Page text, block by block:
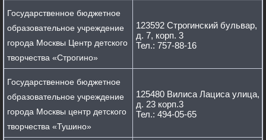
Государственное бюджетное
образовательное учреждение
города Москвы Центр детского
творчества «Строгино»
123592 Строгинский бульвар,
д. 7, корп. 3
Тел.: 757-88-16
Государственное бюджетное
образовательное учреждение
города Москвы центр детского
творчества «Тушино»
125480 Вилиса Лациса улица,
д. 23 корп.3
Тел.: 494-05-65